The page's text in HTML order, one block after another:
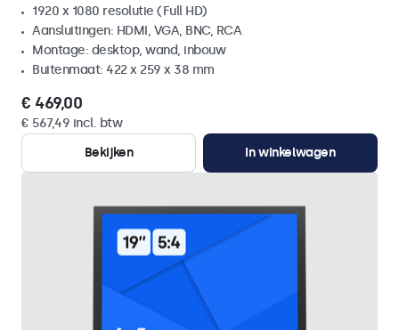
1920 x 1080 resolutie (Full HD)
Aansluitingen: HDMI, VGA, BNC, RCA
Montage: desktop, wand, inbouw
Buitenmaat: 422 x 259 x 38 mm
€ 469,00
€ 567,49 incl. btw
Bekijken
In winkelwagen